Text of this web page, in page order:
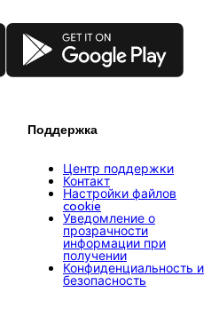
Google Play
Поддержка
Центр поддержки
Контакт
Настройки файлов
cookie
Уведомление о
прозрачности
информации при
получении
Конфиденциальность и
безопасность